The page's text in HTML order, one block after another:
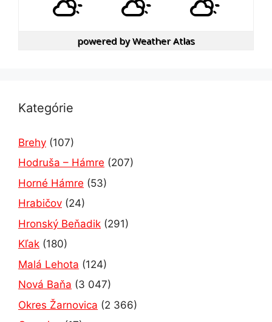
powered byWeather Atlas
Kategórie
Brehy (107)
Hodruša – Hámre (207)
Horné Hámre (53)
Hrabičov (24)
Hronský Beňadik (291)
Kľak (180)
Malá Lehota (124)
Nová Baňa (3 047)
Okres Žarnovica (2 366)